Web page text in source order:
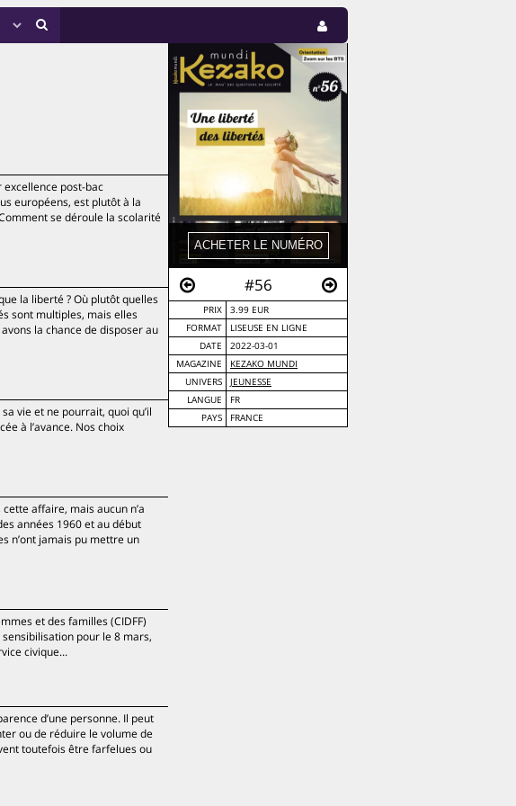
#56
PRIX
3.99 EUR
FORMAT
LISEUSE EN LIGNE
DATE
2022-03-01
MAGAZINE
KEZAKO MUNDI
UNIVERS
JEUNESSE
LANGUE
FR
PAYS
FRANCE
post-bac
européens, est plutôt à la
se déroule la scolarité
la liberté ? Où plutôt quelles
sont multiples, mais elles
la chance de disposer au
vie et ne pourrait, quoi qu’il
à l’avance. Nos choix
affaire, mais aucun n’a
années 1960 et au début
n’ont jamais pu mettre un
et des familles (CIDFF)
pour le 8 mars,
civique...
d’une personne. Il peut
ou de réduire le volume de
toutefois être farfelues ou